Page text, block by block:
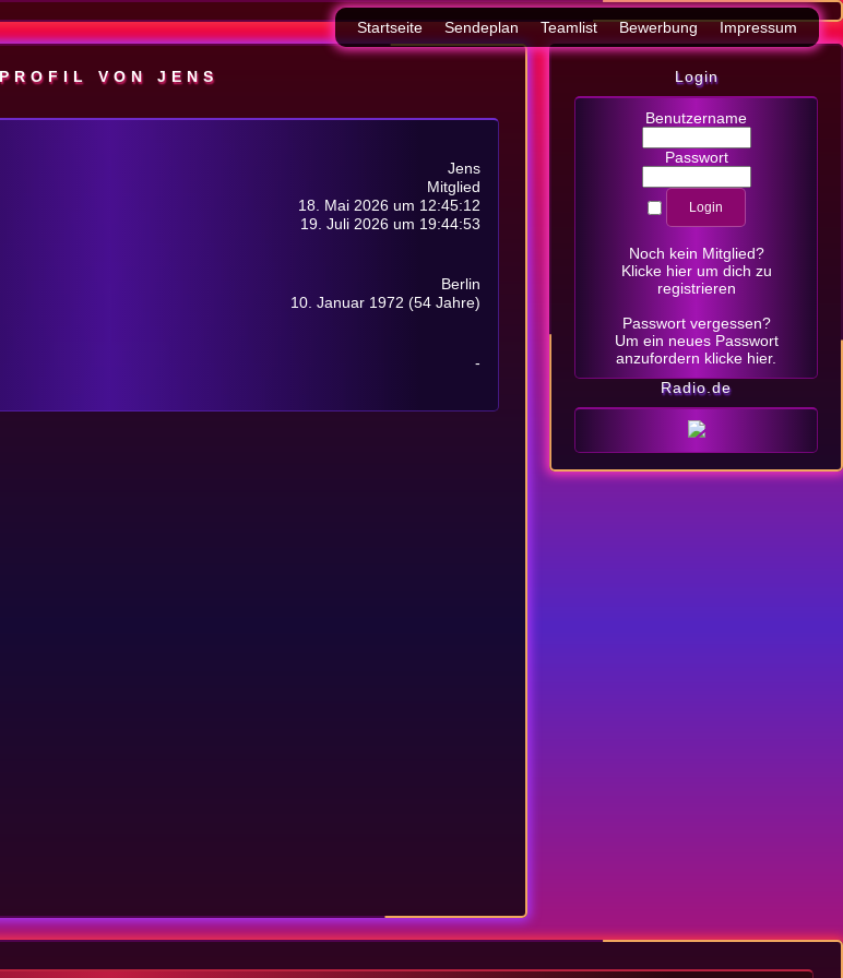
Startseite Sendeplan Teamlist Bewerbung Impressum
PROFIL VON JENS
Jens
Mitglied
18. Mai 2026 um 12:45:12
19. Juli 2026 um 19:44:53
Berlin
10. Januar 1972 (54 Jahre)
-
Login
Benutzername
Passwort
Noch kein Mitglied?
Klicke hierum dich zu
registrieren
Passwort vergessen?
Um ein neues Passwort
anzufordern klicke hier.
Radio.de